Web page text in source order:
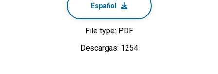
Español
File type: PDF
Descargas: 1254